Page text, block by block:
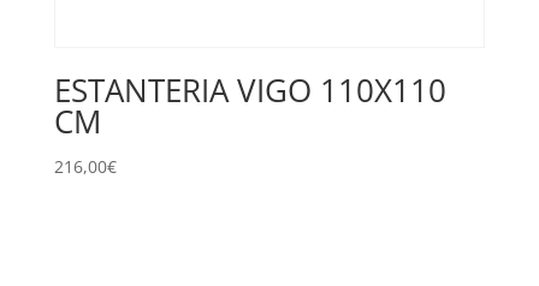
ESTANTERIA VIGO 110X110
CM
216,00€